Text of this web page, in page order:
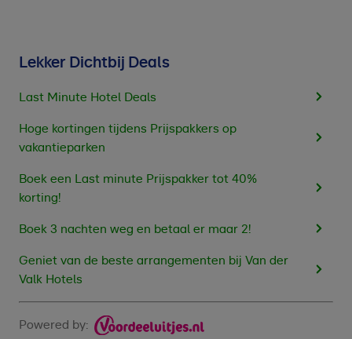
Lekker Dichtbij Deals
Last Minute Hotel Deals
Hoge kortingen tijdens Prijspakkers op
vakantieparken
Boek een Last minute Prijspakker tot 40%
korting!
Boek 3 nachten weg en betaal er maar 2!
Geniet van de beste arrangementen bij Van der
Valk Hotels
Powered by: